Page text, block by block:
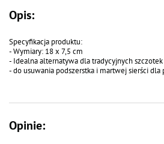
Opis:
Specyfikacja produktu:
- Wymiary: 18 x 7,5 cm
- Idealna alternatywa dla tradycyjnych
- do usuwania podszerstka i martwej sierści dla
Opinie: